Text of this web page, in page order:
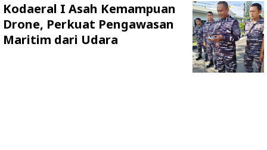
Kodaeral I Asah Kemampuan
Drone, Perkuat Pengawasan
Maritim dari Udara